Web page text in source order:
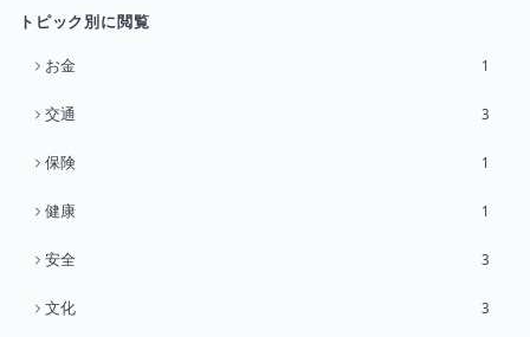
トピック別に閲覧
お金 1
交通 3
保険 1
健康 1
安全 3
文化 3